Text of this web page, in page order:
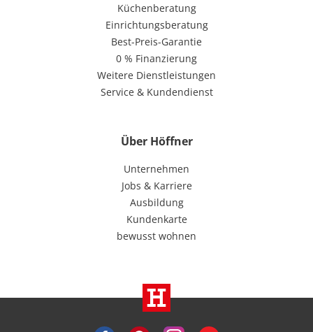
Küchenberatung
Einrichtungsberatung
Best-Preis-Garantie
0 % Finanzierung
Weitere Dienstleistungen
Service & Kundendienst
Über Höffner
Unternehmen
Jobs & Karriere
Ausbildung
Kundenkarte
bewusst wohnen